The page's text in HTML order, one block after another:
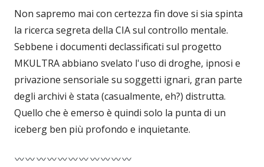
Non sapremo mai con certezza fin dove si sia spinta
la ricerca segreta della CIA sul controllo mentale.
Sebbene i documenti declassificati sul progetto
MKULTRA abbiano svelato l'uso di droghe, ipnosi e
privazione sensoriale su soggetti ignari, gran parte
degli archivi è stata (casualmente, eh?) distrutta.
Quello che è emerso è quindi solo la punta di un
iceberg ben più profondo e inquietante.